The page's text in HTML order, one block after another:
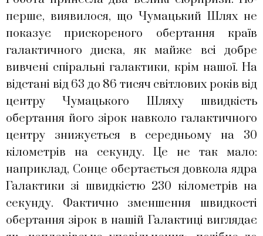
перше, виявилося, що Чумацький Шлях не
показує прискореного обертання країв
галактичного диска, як майже всі добре
вивчені спіральні галактики, крім нашої. На
відстані від 63 до 86 тисяч світлових років від
центру Чумацького Шляху швидкість
обертання його зірок навколо галактичного
центру знижується в середньому на 30
кілометрів на секунду. Це не так мало:
наприклад, Сонце обертається довкола ядра
Галактики зі швидкістю 230 кілометрів на
секунду. Фактично зменшення швидкості
обертання зірок в нашій Галактиці виглядає